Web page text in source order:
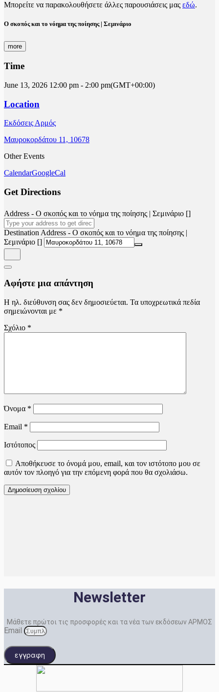
Μπορείτε να παρακολουθήσετε άλλες παρουσιάσεις μας εδώ.
Ο σκοπός και το νόημα της ποίησης | Σεμινάριο
more
Time
June 13, 2026 12:00 pm - 2:00 pm(GMT+00:00)
Location
Εκδόσεις Αρμός
Μαυροκορδάτου 11, 10678
Other Events
CalendarGoogleCal
Get Directions
Address - Ο σκοπός και το νόημα της ποίησης | Σεμινάριο []
Destination Address - Ο σκοπός και το νόημα της ποίησης |
Σεμινάριο []
Αφήστε μια απάντηση
Η ηλ. διεύθυνση σας δεν δημοσιεύεται. Τα υποχρεωτικά πεδία
σημειώνονται με *
Σχόλιο *
Όνομα *
Email *
Ιστότοπος
Αποθήκευσε το όνομά μου, email, και τον ιστότοπο μου σε
αυτόν τον πλοηγό για την επόμενη φορά που θα σχολιάσω.
Newsletter
Μάθετε πρώτοι τις προσφορές και τα νέα των εκδόσεων ΑΡΜΟΣ
Email
εγγραφη